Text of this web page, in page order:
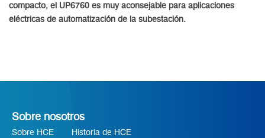
compacto, el UP6760 es muy aconsejable para aplicaciones
eléctricas de automatización de la subestación.
Sobre nosotros
Sobre HCE Historia de HCE